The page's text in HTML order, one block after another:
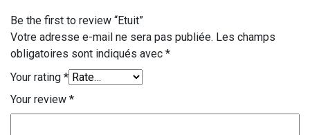
Be the first to review “Etuit”
Votre adresse e-mail ne sera pas publiée. Les champs
obligatoires sont indiqués avec *
Your rating *
Your review *